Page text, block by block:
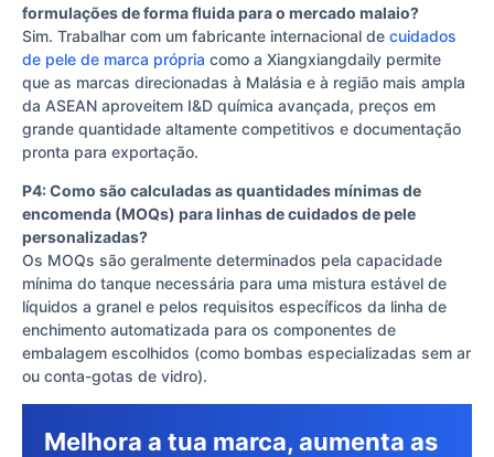
formulações de forma fluida para o mercado malaio?
Sim. Trabalhar com um fabricante internacional de cuidados
de pele de marca própria como a Xiangxiangdaily permite
que as marcas direcionadas à Malásia e à região mais ampla
da ASEAN aproveitem I&D química avançada, preços em
grande quantidade altamente competitivos e documentação
pronta para exportação.
P4: Como são calculadas as quantidades mínimas de
encomenda (MOQs) para linhas de cuidados de pele
personalizadas?
Os MOQs são geralmente determinados pela capacidade
mínima do tanque necessária para uma mistura estável de
líquidos a granel e pelos requisitos específicos da linha de
enchimento automatizada para os componentes de
embalagem escolhidos (como bombas especializadas sem ar
ou conta-gotas de vidro).
Melhora a tua marca, aumenta as